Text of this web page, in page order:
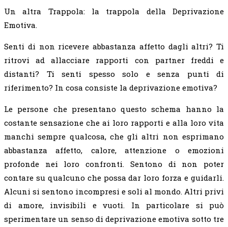
Un altra Trappola: la trappola della Deprivazione
Emotiva.
Senti di non ricevere abbastanza affetto dagli altri? Ti
ritrovi ad allacciare rapporti con partner freddi e
distanti? Ti senti spesso solo e senza punti di
riferimento? In cosa consiste la deprivazione emotiva?
Le persone che presentano questo schema hanno la
costante sensazione che ai loro rapporti e alla loro vita
manchi sempre qualcosa, che gli altri non esprimano
abbastanza affetto, calore, attenzione o emozioni
profonde nei loro confronti. Sentono di non poter
contare su qualcuno che possa dar loro forza e guidarli.
Alcuni si sentono incompresi e soli al mondo. Altri privi
di amore, invisibili e vuoti. In particolare si può
sperimentare un senso di deprivazione emotiva sotto tre